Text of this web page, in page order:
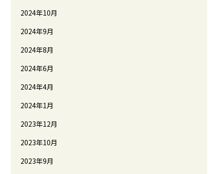
2024年10月
2024年9月
2024年8月
2024年6月
2024年4月
2024年1月
2023年12月
2023年10月
2023年9月